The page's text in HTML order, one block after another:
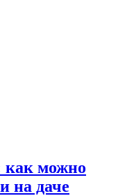
как можно
на даче